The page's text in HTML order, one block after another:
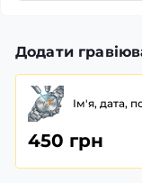
Додати
Ім'я, дата,
450 грн